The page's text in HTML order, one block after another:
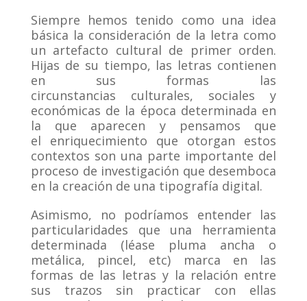
Siempre hemos tenido como una idea
básica la consideración de la letra como
un artefacto cultural de primer orden.
Hijas de su tiempo, las letras contienen
en sus formas las
circunstancias culturales, sociales y
económicas de la época determinada en
la que aparecen y pensamos que
el enriquecimiento que otorgan estos
contextos son una parte importante del
proceso de investigación que desemboca
en la creación de una tipografía digital.
Asimismo, no podríamos entender las
particularidades que una herramienta
determinada (léase pluma ancha o
metálica, pincel, etc) marca en las
formas de las letras y la relación entre
sus trazos sin practicar con ellas